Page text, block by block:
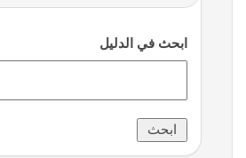
ابحث في الدليل